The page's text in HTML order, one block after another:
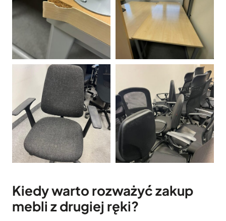
Kiedy warto rozważyć zakup
mebli z drugiej ręki?